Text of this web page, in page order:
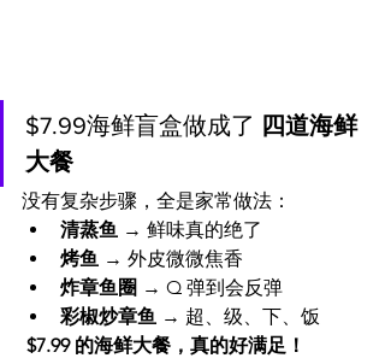
$7.99海鲜盲盒做成了 四道海鲜
大餐
没有复杂步骤，全是家常做法：
清蒸鱼 → 鲜味真的绝了
烤鱼 → 外皮微微焦香
炸章鱼圈 → Q 弹到会反弹
彩椒炒章鱼 → 超、级、下、饭
$7.99 的海鲜大餐，真的好满足！